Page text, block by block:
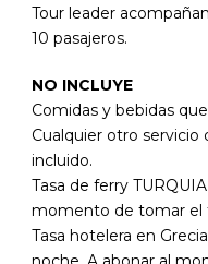
Tour leader
10 pasajeros.
NO INCLUYE
Comidas y bebidas
Cualquier otro
incluido.
Tasa de ferry
momento de tomar el
Tasa hotelera en